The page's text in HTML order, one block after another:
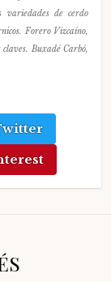
variedades de cerdo
Forero Vizcaíno,
Buxadé Carbó,